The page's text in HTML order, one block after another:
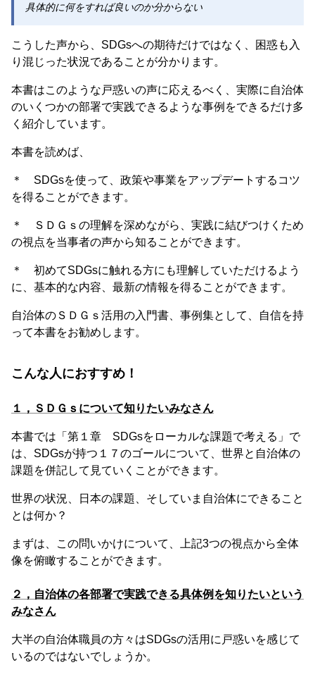
具体的に何をすれば良いのか分からない
こうした声から、SDGsへの期待だけではなく、困惑も入
り混じった状況であることが分かります。
本書はこのような戸惑いの声に応えるべく、実際に自治体
のいくつかの部署で実践できるような事例をできるだけ多
く紹介しています。
本書を読めば、
＊ SDGsを使って、政策や事業をアップデートするコツ
を得ることができます。
＊ ＳＤＧｓの理解を深めながら、実践に結びつけくため
の視点を当事者の声から知ることができます。
＊ 初めてSDGsに触れる方にも理解していただけるよう
に、基本的な内容、最新の情報を得ることができます。
自治体のＳＤＧｓ活用の入門書、事例集として、自信を持
って本書をお勧めします。
こんな人におすすめ！
１，ＳＤＧｓについて知りたいみなさん
本書では「第１章 SDGsをローカルな課題で考える」で
は、SDGsが持つ１７のゴールについて、世界と自治体の
課題を併記して見ていくことができます。
世界の状況、日本の課題、そしていま自治体にできること
とは何か？
まずは、この問いかけについて、上記3つの視点から全体
像を俯瞰することができます。
２，自治体の各部署で実践できる具体例を知りたいという
みなさん
大半の自治体職員の方々はSDGsの活用に戸惑いを感じて
いるのではないでしょうか。